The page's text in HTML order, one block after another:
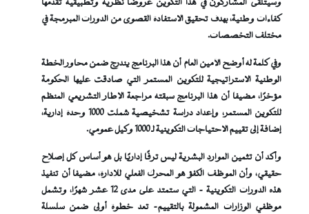
وسيتلقى المشاركون في هذا التكوين عروضًا نظرية وتطبيقية تقدمها
كفاءات وطنية، بهدف تحقيق الاستفادة القصوى من الدورات المبرمجة في
مختلف التخصصات.
وفي كلمة له أوضح الأمين العام أن هذا البرنامج يندرج ضمن محاور الخطة
الوطنية الاستراتيجية للتكوين المستمر التي صادقت عليها الحكومة
مؤخرًا، مضيفا أن هذا البرنامج سبقته مراجعة الإطار التشريعي المنظم
للتكوين المستمر، وإعداد دراسة تشخيصية شملت 1000 وحدة إدارية،
إضافة إلى تقييم الاحتياجات التكوينية لـ 1000 وكيل عمومي
.
وأكد أن تثمين الموارد البشرية ليس ترفًا إداريًا بل هو أساس كل إصلاح
حقيقي، وأن الموظف الكفؤ هو المحرك الفعلي للإدارة، مضيفا أن تنفيذ
هذه الدورات التكوينية - التي ستمتد على مدى 12 عشر شهرًا، وتشمل
موظفي الوزارات المشمولة بالتقييم- تعد خطوة أولى ضمن سلسلة